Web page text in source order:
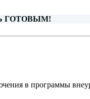
ГОТОВЫМ!
в программы